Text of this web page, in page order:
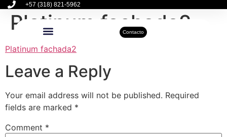
+57 (318) 821-5962
Contacto
Platinum fachada2
Platinum fachada2
Leave a Reply
Your email address will not be published. Required
fields are marked *
Comment *